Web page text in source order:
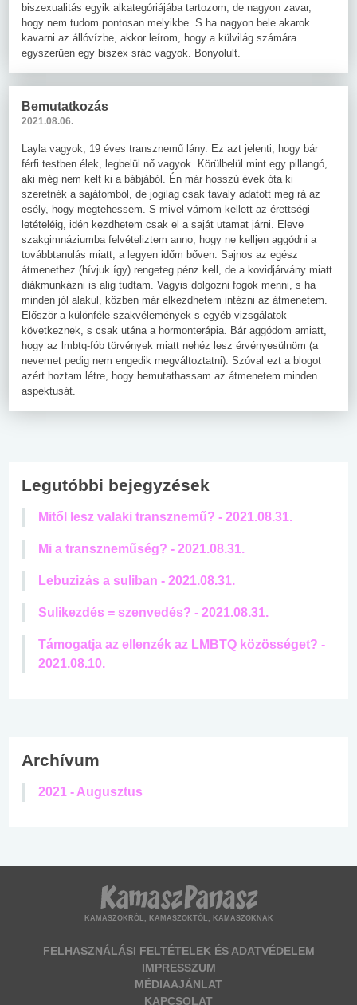
biszexualitás egyik alkategóriájába tartozom, de nagyon zavar,
hogy nem tudom pontosan melyikbe. S ha nagyon bele akarok
kavarni az állóvízbe, akkor leírom, hogy a külvilág számára
egyszerűen egy biszex srác vagyok. Bonyolult.
Bemutatkozás
2021.08.06.
Layla vagyok, 19 éves transznemű lány. Ez azt jelenti, hogy bár
férfi testben élek, legbelül nő vagyok. Körülbelül mint egy pillangó,
aki még nem kelt ki a bábjából. Én már hosszú évek óta ki
szeretnék a sajátomból, de jogilag csak tavaly adatott meg rá az
esély, hogy megtehessem. S mivel várnom kellett az érettségi
letételéig, idén kezdhetem csak el a saját utamat járni. Eleve
szakgimnáziumba felvételiztem anno, hogy ne kelljen aggódni a
továbbtanulás miatt, a legyen időm bőven. Sajnos az egész
átmenethez (hívjuk így) rengeteg pénz kell, de a kovidjárvány miatt
diákmunkázni is alig tudtam. Vagyis dolgozni fogok menni, s ha
minden jól alakul, közben már elkezdhetem intézni az átmenetem.
Először a különféle szakvélemények s egyéb vizsgálatok
következnek, s csak utána a hormonterápia. Bár aggódom amiatt,
hogy az lmbtq-fób törvények miatt nehéz lesz érvényesülnöm (a
nevemet pedig nem engedik megváltoztatni). Szóval ezt a blogot
azért hoztam létre, hogy bemutathassam az átmenetem minden
aspektusát.
Legutóbbi bejegyzések
Mitől lesz valaki transznemű? - 2021.08.31.
Mi a transzneműség? - 2021.08.31.
Lebuzizás a suliban - 2021.08.31.
Sulikezdés = szenvedés? - 2021.08.31.
Támogatja az ellenzék az LMBTQ közösséget? -
2021.08.10.
Archívum
2021 - Augusztus
KAMASZOKRÓL, KAMASZOKTÓL, KAMASZOKNAK
FELHASZNÁLÁSI FELTÉTELEK ÉS ADATVÉDELEM
IMPRESSZUM
MÉDIAAJÁNLAT
KAPCSOLAT